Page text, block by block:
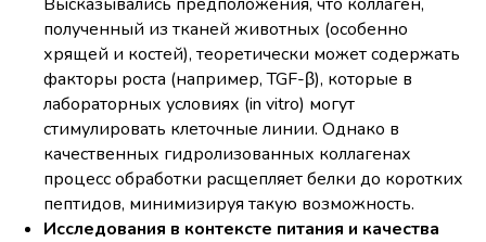
полученный из тканей животных (особенно
хрящей и костей), теоретически может содержать
факторы роста (например, TGF-β), которые в
лабораторных условиях (in vitro) могут
стимулировать клеточные линии. Однако в
качественных гидролизованных коллагенах
процесс обработки расщепляет белки до коротких
пептидов, минимизируя такую возможность.
Исследования в контексте питания и качества